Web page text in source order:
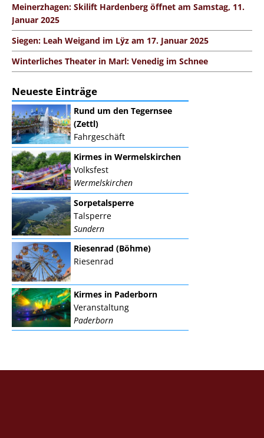
Meinerzhagen: Skilift Hardenberg öffnet am Samstag, 11.
Januar 2025
Siegen: Leah Weigand im Lÿz am 17. Januar 2025
Winterliches Theater in Marl: Venedig im Schnee
Neueste Einträge
Rund um den Tegernsee
(Zettl)
Fahrgeschäft
Kirmes in Wermelskirchen
Volksfest
Wermelskirchen
Sorpetalsperre
Talsperre
Sundern
Riesenrad (Böhme)
Riesenrad
Kirmes in Paderborn
Veranstaltung
Paderborn